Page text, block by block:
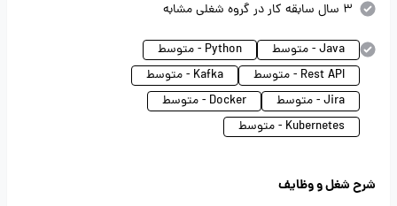
3 سال سابقه کار در گروه شغلی مشابه
Java - متوسط
Python - متوسط
Rest API - متوسط
Kafka - متوسط
Jira - متوسط
Docker - متوسط
Kubernetes - متوسط
شرح شغل و وظایف